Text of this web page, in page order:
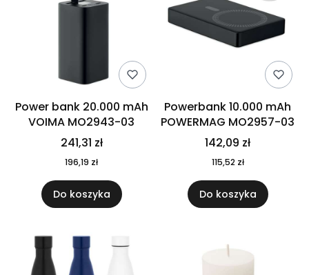
Power bank 20.000 mAh
VOIMA MO2943-03
241,31 zł
196,19 zł
Do koszyka
Powerbank 10.000 mAh
POWERMAG MO2957-03
142,09 zł
115,52 zł
Do koszyka